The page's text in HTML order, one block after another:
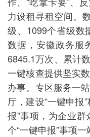
力设租寻租空间。
级、1099个省级数
数据，安徽政务服
6845.1万次、累计
一键核查提供坚实
办事。专区服务一
厅，建设“一键申报
报”事项，为企业
个“一键申报”事项一